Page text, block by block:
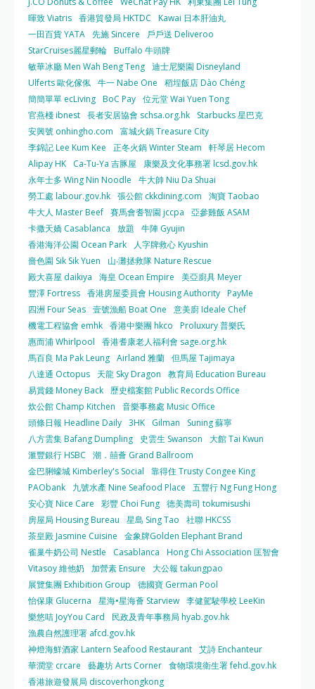
暉致 Viatris 香港貿發局 HKTDC
Kawai 日本肝油丸
一田百貨 YATA 先施 Sincere
戶戶送 Deliveroo
StarCruises麗星郵輪 Buffalo 牛頭牌
敏華冰廳 Men Wah Beng Teng 迪士尼樂園 Disneyland
Ulferts 歐化傢俬 牛一 Nabe One
稻埕飯店 Dào Chéng
簡簡單單 ecLiving BoC Pay 位元堂 Wai Yuen Tong
官燕棧 ibnest 長者安居協會 schsa.org.hk
Starbucks 星巴克
安興號 onhingho.com
富城火鍋 Treasure City
李錦記 Lee Kum Kee
正冬火鍋 Winter Steam
軒琴居 Hecom
Alipay HK
Ca-Tu-Ya 吉豚屋
康樂及文化事務署 lcsd.gov.hk
永年士多 Wing Nin Noodle
牛大帥 Niu Da Shuai
勞工處 labour.gov.hk 張公館 ckkdining.com
淘寶 Taobao
牛大人 Master Beef 賽馬會耆智園 jccpa
亞參雞飯 ASAM
卡撒天嬌 Casablanca
放題
牛陣 Gyujin
香港海洋公園 Ocean Park
人字牌救心 Kyushin
嗇色園 Sik Sik Yuen
山‧灘拯救隊 Nature Rescue
殿大喜屋 daikiya
海皇 Ocean Empire
美亞廚具 Meyer
豐澤 Fortress 香港房屋委員會 Housing Authority PayMe
四洲 Four Seas 壹號漁船 Boat One
意美廚 Ideale Chef
機電工程協會 emhk 香港中樂團 hkco
Proluxury 普樂氏
惠而浦 Whirlpool
香港耆康老人福利會 sage.org.hk
馬百良 Ma Pak Leung Airland 雅蘭 但馬屋 Tajimaya
八達通 Octopus
天龍 Sky Dragon
教育局 Education Bureau
易賞錢 Money Back
歷史檔案館 Public Records Office
炊公館 Champ Kitchen
音樂事務處 Music Office
頭條日報 Headline Daily 3HK Gilman
Suning 蘇寧
八方雲集 Bafang Dumpling
史雲生 Swanson
大館 Tai Kwun
滙豐銀行 HSBC
潮．囍薈 Grand Ballroom
金巴脷蠔城 Kimberley's Social
靠得住 Trusty Congee King
PAObank
九號水產 Nine Seafood Place
五豐行 Ng Fung Hong
安心寶 Nice Care
彩豐 Choi Fung 德美壽司 tokumisushi
房屋局 Housing Bureau
星島 Sing Tao
社聯 HKCSS
茶皇殿 Jasmine Cuisine
金象牌Golden Elephant Brand
雀巢牛奶公司 Nestle
Casablanca
Hong Chi Association 匡智會
Vitasoy 維他奶
加營素 Ensure
大公報 takungpao
展覽集團 Exhibition Group
德國寶 German Pool
怡保康 Glucerna
星海•星海薈 Starview 李健駕駛學校 LeeKin
樂悠咭 JoyYou Card
民政及青年事務局 hyab.gov.hk
漁農自然護理署 afcd.gov.hk
神燈海鮮酒家 Lantern Seafood Restaurant 艾詩 Enchanteur
華潤堂 crcare
藝趣坊 Arts Corner 食物環境衛生署 fehd.gov.hk
香港旅遊發展局 discoverhongkong